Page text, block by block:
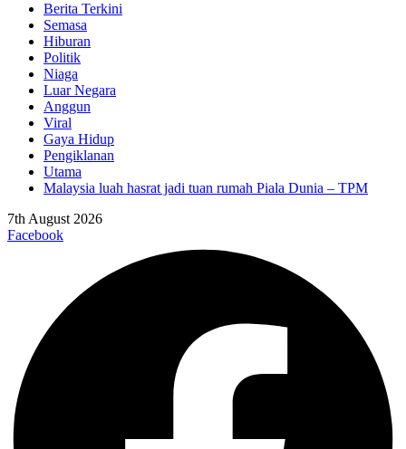
Berita Terkini
Semasa
Hiburan
Politik
Niaga
Luar Negara
Anggun
Viral
Gaya Hidup
Pengiklanan
Utama
Malaysia luah hasrat jadi tuan rumah Piala Dunia – TPM
7th August 2026
Facebook